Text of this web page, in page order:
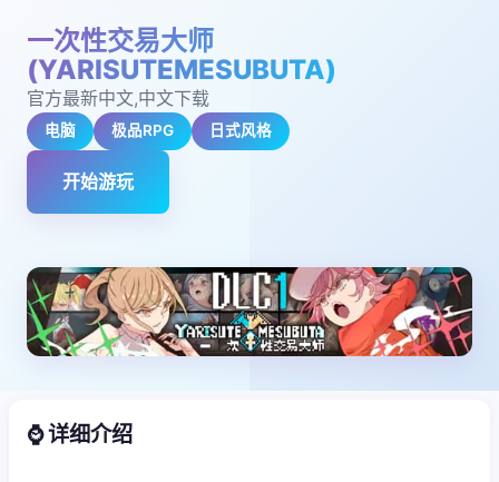
一次性交易大师
(YARISUTEMESUBUTA)
官方最新中文,中文下载
电脑 极品RPG 日式风格
开始游玩
⌚ 详细介绍